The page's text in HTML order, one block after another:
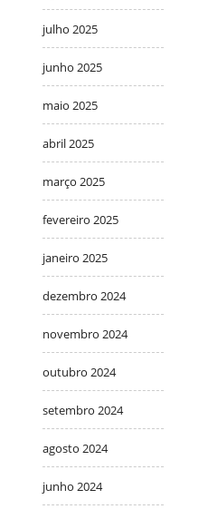
julho 2025
junho 2025
maio 2025
abril 2025
março 2025
fevereiro 2025
janeiro 2025
dezembro 2024
novembro 2024
outubro 2024
setembro 2024
agosto 2024
junho 2024